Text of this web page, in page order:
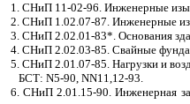
1. СНиП 11-02-96. Инженерные
2. СНиП 1.02.07-87. Инженерные
3. СНиП 2.02.01-83*. Основания
4. СНиП 2.02.03-85. Свайные
5. СНиП 2.01.07-85. Нагрузки и
БСТ: N5-90, NN11,12-93.
6. СНиП 2.01.15-90. Инженерная